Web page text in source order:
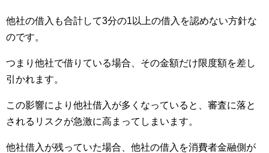
他社の借入も合計して3分の1以上の借入を認めない方針な
のです。
つまり他社で借りている場合、その金額だけ限度額を差し
引かれます。
この影響により他社借入が多くなっていると、審査に落と
されるリスクが急激に高まってしまいます。
他社借入が残っていた場合、他社の借入を消費者金融側が